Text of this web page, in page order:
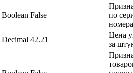
Boolean False
по
Decimal 42.21
Цена
за